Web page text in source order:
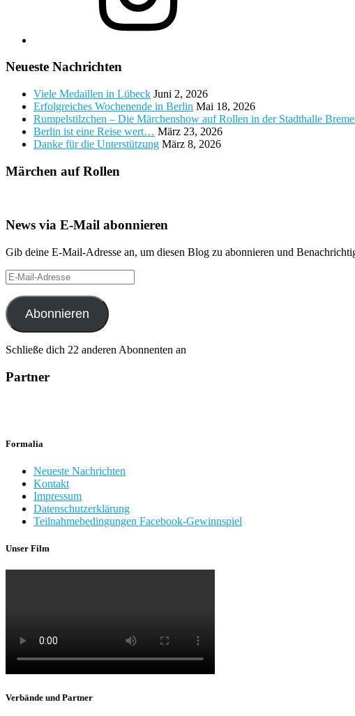
Neueste Nachrichten
Viele Medaillen in Lübeck Juni 2, 2026
Erfolgreiches Wochenende in Berlin Mai 18, 2026
Rumpelstilzchen – Die Märchenshow auf Rollen in der Stadthalle
Berlin ist eine Reise wert… März 23, 2026
Danke für die Unterstützung März 8, 2026
Märchen auf Rollen
News via E-Mail abonnieren
Gib deine E-Mail-Adresse an, um diesen Blog zu abonnieren und
E-
Mail-
Adresse
Abonnieren
Schließe dich 22 anderen Abonnenten an
Partner
Formalia
Neueste Nachrichten
Kontakt
Impressum
Datenschutzerklärung
Teilnahmebedingungen Facebook-Gewinnspiel
Unser Film
Verbände und Partner